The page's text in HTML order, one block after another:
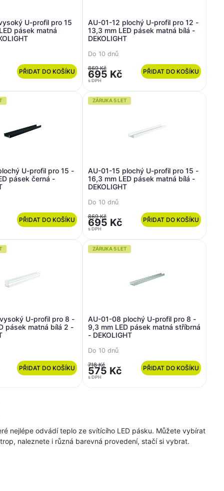
U-profil pro 15
pásek matná
PŘIDAT DO KOŠÍKU
AU-01-12 plochý U-profil pro 12 -
13,3 mm LED pásek matná bílá -
DEKOLIGHT
Do 10 dnů
869 Kč
695 Kč
s DPH
PŘIDAT DO KOŠÍKU
U-profil pro 15 -
pásek černá -
PŘIDAT DO KOŠÍKU
ZÁRUKA 5 LET
AU-01-15 plochý U-profil pro 15 -
16,3 mm LED pásek matná bílá -
DEKOLIGHT
Do 10 dnů
869 Kč
695 Kč
s DPH
PŘIDAT DO KOŠÍKU
U-profil pro 8 -
pásek matná bílá 2 -
PŘIDAT DO KOŠÍKU
ZÁRUKA 5 LET
AU-01-08 plochý U-profil pro 8 -
9,3 mm LED pásek matná stříbrná
- DEKOLIGHT
Do 10 dnů
718 Kč
575 Kč
s DPH
PŘIDAT DO KOŠÍKU
nejlépe odvádí teplo ze svítícího LED pásku. Můžete vybírat
naleznete i různá barevná provedení, stačí si vybrat.